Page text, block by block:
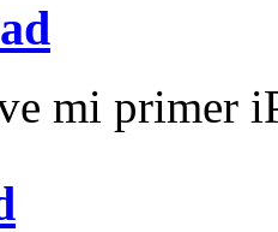
mi primer